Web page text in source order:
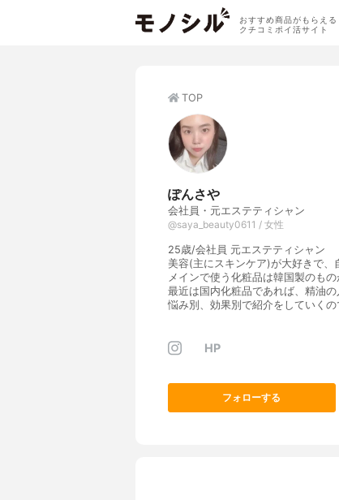
おすすめ商品がもらえる
クチコミポイ活サイト
TOP
ぽんさや
会社員・元エステティシャン
@saya_beauty0611 / 女性
25歳/会社員 元エステティシャン
美容(主にスキンケア)が大好きで
メインで使う化粧品は韓国製のもの
最近は国内化粧品であれば、精油
悩み別、効果別で紹介をしていく
HP
フォローする